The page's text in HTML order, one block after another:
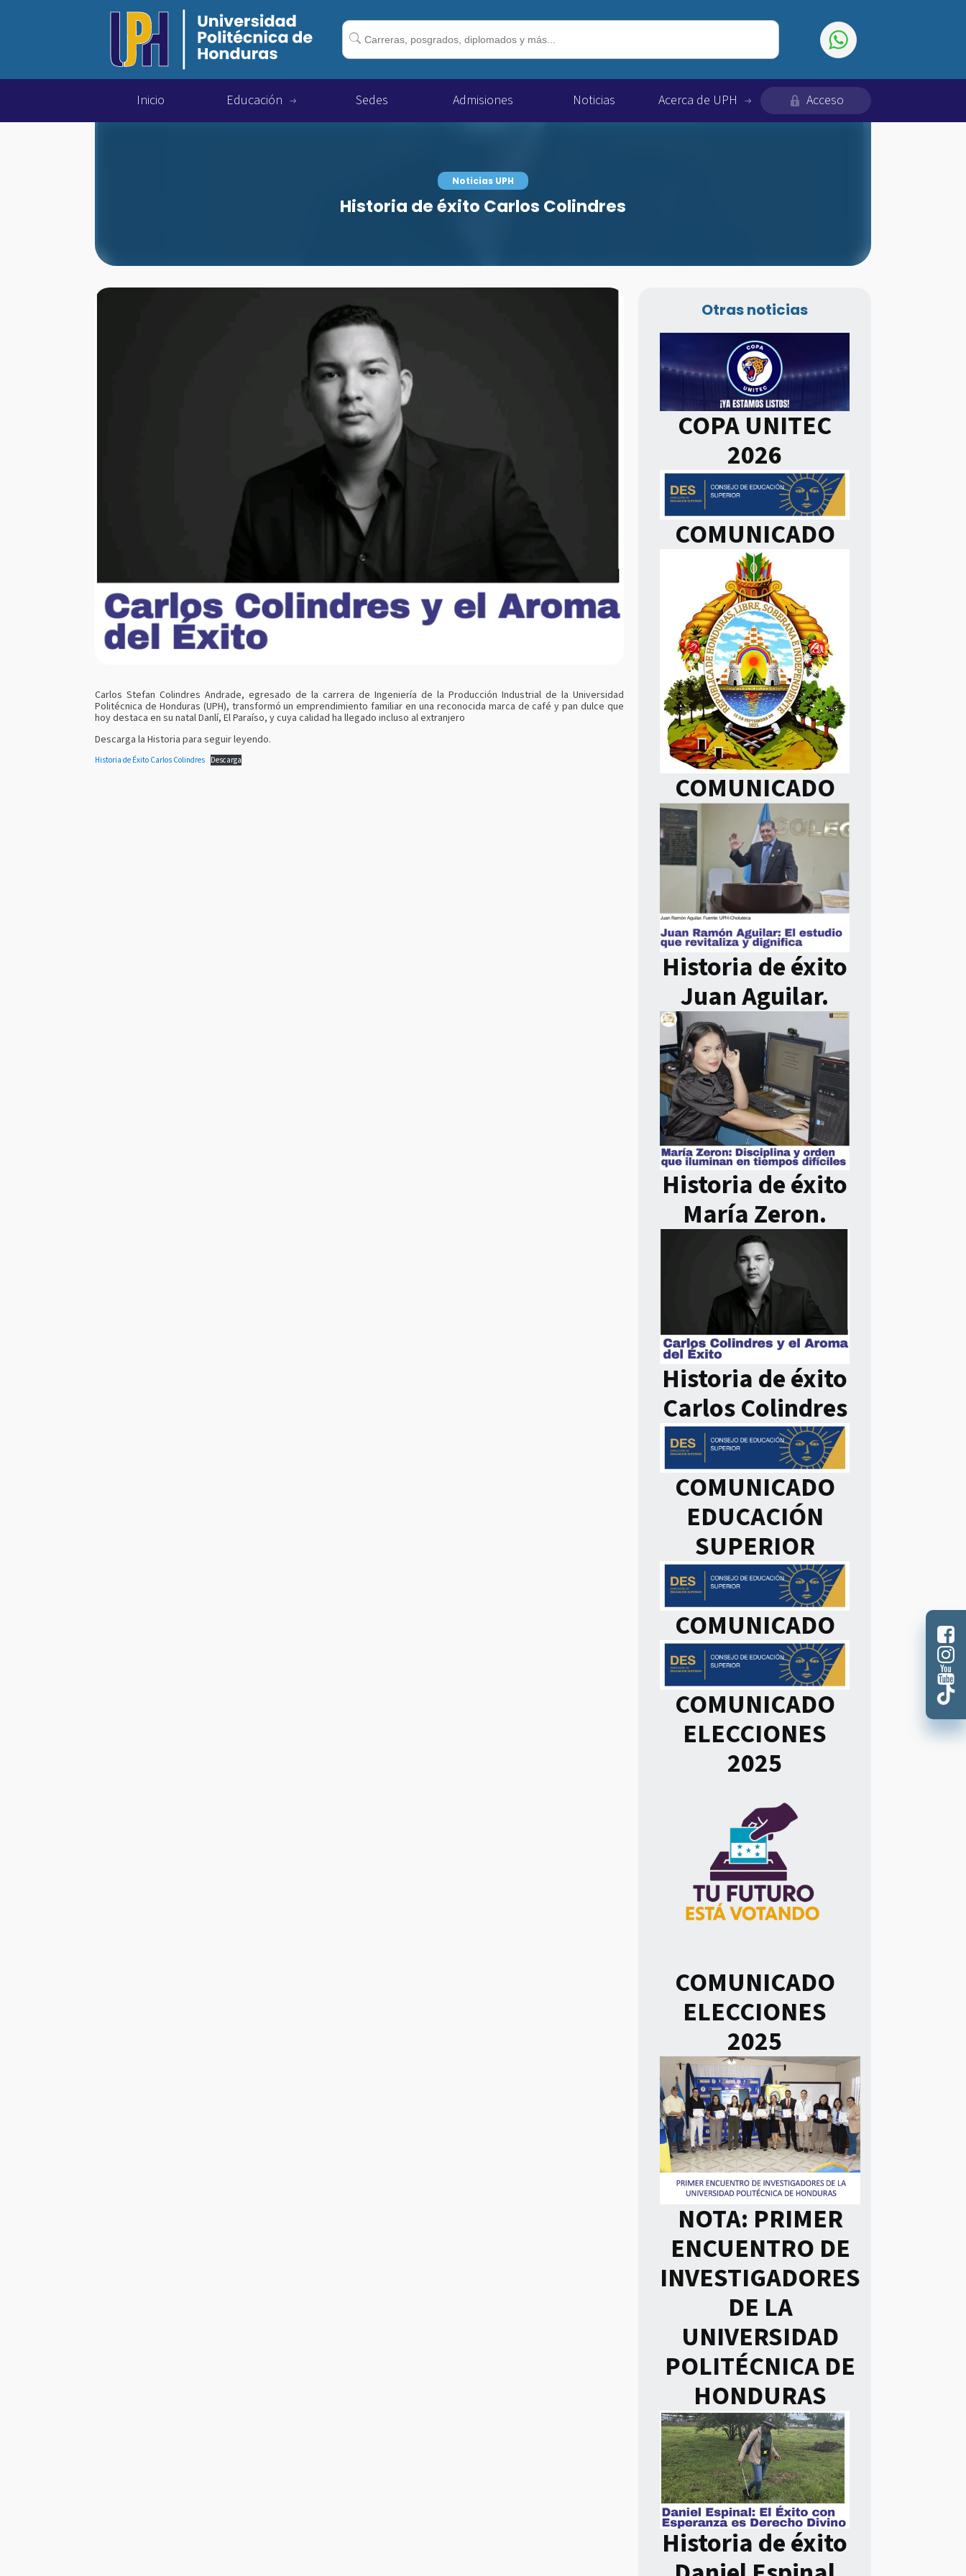
Buscar:
Inicio Educación Sedes Admisiones Noticias Acerca de UPH Acceso
Noticias UPH
Historia de éxito Carlos Colindres
Carlos Stefan Colindres Andrade, egresado de la carrera de Ingeniería de la Producción Industrial de la Universidad
Politécnica de Honduras (UPH), transformó un emprendimiento familiar en una reconocida marca de café y pan dulce que
hoy destaca en su natal Danlí, El Paraíso, y cuya calidad ha llegado incluso al extranjero
Descarga la Historia para seguir leyendo.
Historia de Éxito Carlos Colindres Descarga
Otras noticias
COPA UNITEC
2026
COMUNICADO
COMUNICADO
Historia de éxito
Juan Aguilar.
Historia de éxito
María Zeron.
Historia de éxito
Carlos Colindres
COMUNICADO
EDUCACIÓN
SUPERIOR
COMUNICADO
COMUNICADO
ELECCIONES
2025
COMUNICADO
ELECCIONES
2025
NOTA: PRIMER
ENCUENTRO DE
INVESTIGADORES
DE LA
UNIVERSIDAD
POLITÉCNICA DE
HONDURAS
Historia de éxito